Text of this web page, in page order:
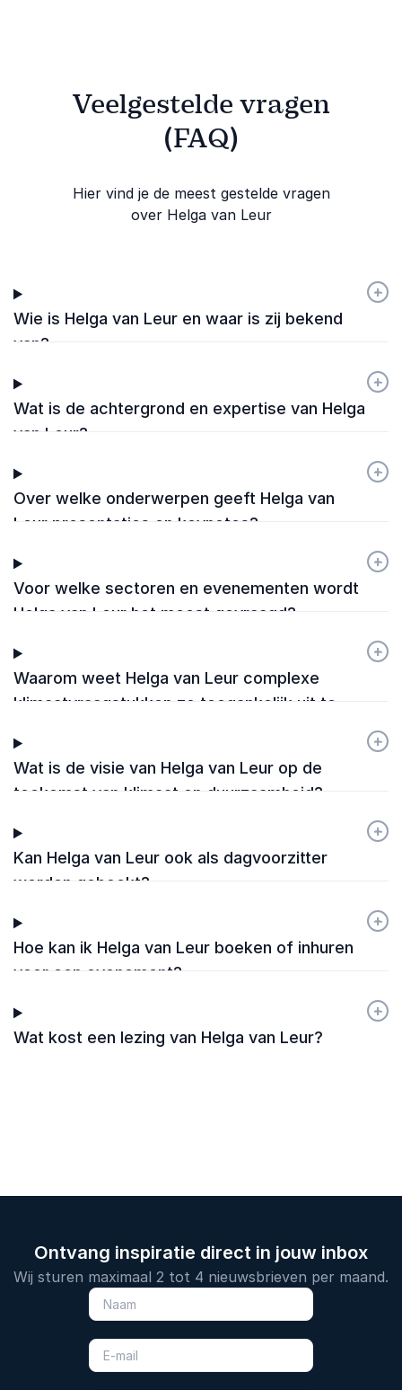
Veelgestelde vragen
(FAQ)
Hier vind je de meest gestelde vragen
over Helga van Leur
Wie is Helga van Leur en waar is zij bekend
van?
+
-
Wat is de achtergrond en expertise van Helga
van Leur?
+
-
Over welke onderwerpen geeft Helga van
Leur presentaties en keynotes?
+
-
Voor welke sectoren en evenementen wordt
Helga van Leur het meest gevraagd?
+
-
Waarom weet Helga van Leur complexe
klimaatvraagstukken zo toegankelijk uit te
+
-
Wat is de visie van Helga van Leur op de
toekomst van klimaat en duurzaamheid?
+
-
Kan Helga van Leur ook als dagvoorzitter
worden geboekt?
+
-
Hoe kan ik Helga van Leur boeken of inhuren
voor een evenement?
+
-
Wat kost een lezing van Helga van Leur?
+
-
Ontvang inspiratie direct in jouw inbox
Wij sturen maximaal 2 tot 4 nieuwsbrieven per maand.